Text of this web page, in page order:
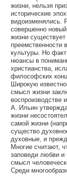
жизни, нельзя
исторические
видоизменялись.
совершенно
жизни
преемственности
культуры. Но
нюансы в
христианства,
философских
Широкую
смысл жизни
воспроизводстве
А. Ильин
жизни
самой жизни
существо
духовные, и
Многие считают,
заповеди любви и
смысл
Среди